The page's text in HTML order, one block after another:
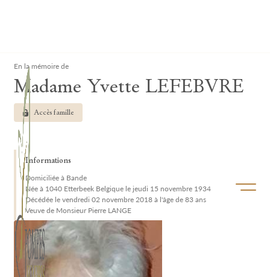
Ouvrir/
En la mémoire de
Madame Yvette LEFEBVRE
Accès famille
Informations
Domiciliée à Bande
Née à 1040 Etterbeek Belgique le jeudi 15 novembre 1934
Décédée le vendredi 02 novembre 2018 à l'âge de 83 ans
Veuve de Monsieur Pierre LANGE